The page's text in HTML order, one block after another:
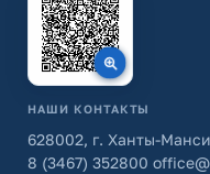
НАШИ КОНТАКТЫ
628002, г. Ханты-
8 (3467) 352800